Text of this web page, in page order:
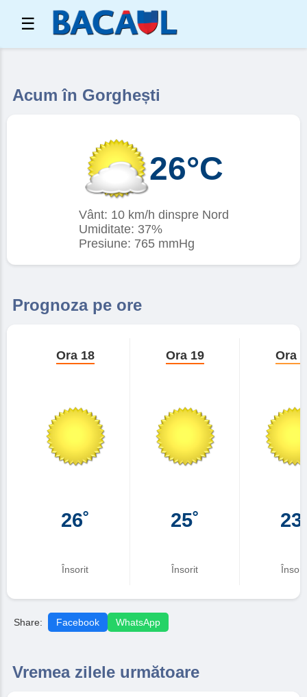
☰
Acum în Gorghești
26°C
Vânt: 10 km/h dinspre Nord
Umiditate: 37%
Presiune: 765 mmHg
Prognoza pe ore
Ora 18
26˚
Însorit
Ora 19
25˚
Însorit
Ora
Însorit
Share: Facebook WhatsApp
Vremea zilele următoare